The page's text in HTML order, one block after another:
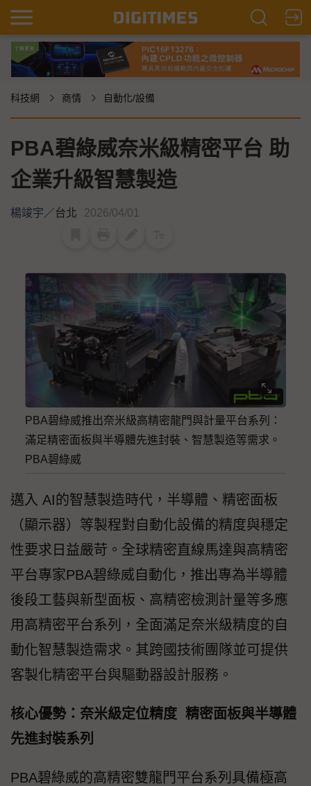
科技網 商情 自動化/設備
PBA碧綠威奈米級精密平台 助
企業升級智慧製造
楊竣宇／台北 2026/04/01
PBA碧綠威推出奈米級高精密龍門與計量平台系列：
滿足精密面板與半導體先進封裝、智慧製造等需求。
PBA碧綠威
邁入 AI的智慧製造時代，半導體、精密面板
（顯示器）等製程對自動化設備的精度與穩定
性要求日益嚴苛。全球精密直線馬達與高精密
平台專家PBA碧綠威自動化，推出專為半導體
後段工藝與新型面板、高精密檢測計量等多應
用高精密平台系列，全面滿足奈米級精度的自
動化智慧製造需求。其跨國技術團隊並可提供
客製化精密平台與驅動器設計服務。
核心優勢：奈米級定位精度 精密面板與半導體
先進封裝系列
PBA碧綠威的高精密雙龍門平台系列具備極高